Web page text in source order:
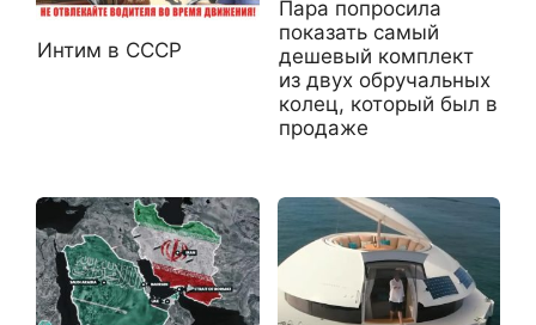
Интим в СССР
Пара попросила
показать самый
дешевый комплект
из двух обручальных
колец, который был в
продаже